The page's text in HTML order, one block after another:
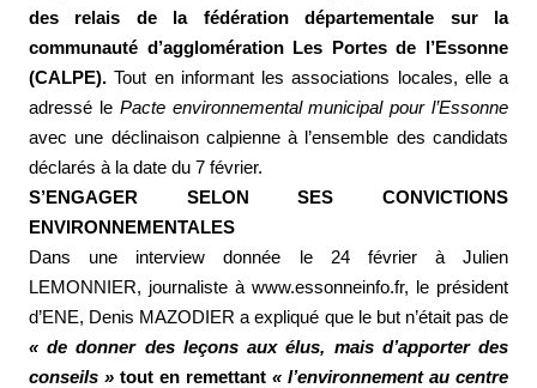
des relais de la fédération départementale sur la
communauté d’agglomération Les Portes de l’Essonne
(CALPE). Tout en informant les associations locales, elle a
adressé le Pacte environnemental municipal pour l’Essonne
avec une déclinaison calpienne à l’ensemble des candidats
déclarés à la date du 7 février.
S’ENGAGER SELON SES CONVICTIONS
ENVIRONNEMENTALES
Dans une interview donnée le 24 février à Julien
LEMONNIER, journaliste à www.essonneinfo.fr, le président
d’ENE, Denis MAZODIER a expliqué que le but n’était pas de
« de donner des leçons aux élus, mais d’apporter des
conseils » tout en remettant « l’environnement au centre